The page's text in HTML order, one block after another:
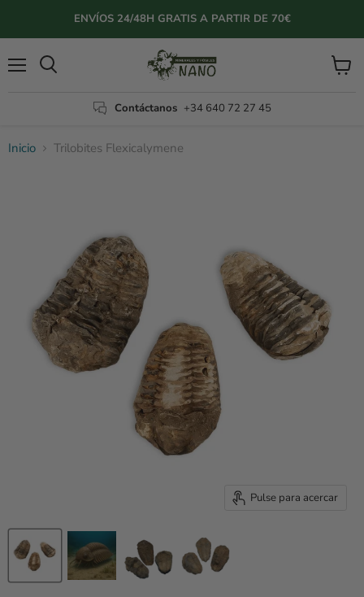
ENVÍOS 24/48H GRATIS A PARTIR DE 70€
Contáctanos +34 640 72 27 45
Ver
Inicio Trilobites Flexicalymene
Pulse para acercar